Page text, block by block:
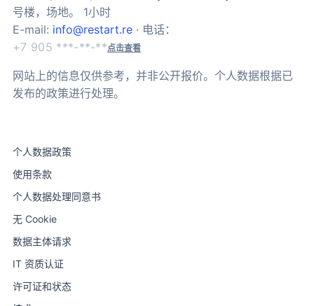
号楼，场地。 1小时
E-mail: info@restart.re · 电话：
+7 905 ***-**-**点击查看
网站上的信息仅供参考，并非公开报价。个人数据根据已
发布的政策进行处理。
个人数据政策
使用条款
个人数据处理同意书
无 Cookie
数据主体请求
IT 资质认证
许可证和状态